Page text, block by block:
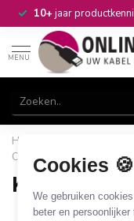
Cookies 🍪
We gebruiken
beter en
10+jaar
MENU
Home
Connectoren
/
14 PRODUCTEN